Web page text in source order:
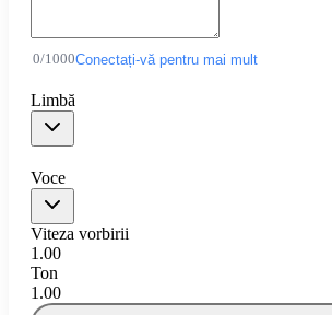
0/1000Conectați-vă pentru mai mult
Limbă
Voce
Viteza vorbirii
1.00
Ton
1.00